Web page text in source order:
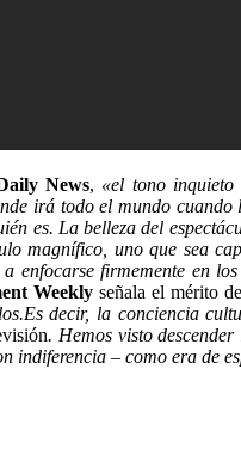
News, «el tono inquieto
irá todo el mundo
es. La belleza del
magnífico, uno que sea
enfocarse firmemente en
Weeklyseñala el mérito
decir, la conciencia
. Hemos visto descender
indiferencia – como era de